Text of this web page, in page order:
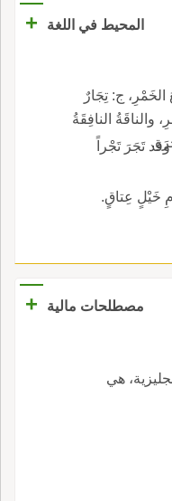
المحيط في اللغة
+
الخَمْرِ، ج: تِجَارٌ
والناقَةُ النافِقَةُ
تَجَرَ تَجْراً
خَيْلٍ عِتاقٍ.
مصطلحات مالية +
هي